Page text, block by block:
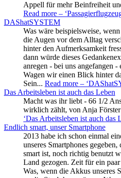
Appell für mehr Beinfreiheit
Read more –
DAShatSYSTEM
Was wäre beispielsweise,
die Augen vor dem Alltag
hinter den Aufmerksamkeit
dann würde dieses
anregen - bei uns angefangen
Wagen wir einen Blick hinter
Sein... Read more –
Das Arbeitsleben ist auch das Leben
Macht was ihr liebt - 66 1/2
wirklich zählt, von Anja
‘Das Arbeitsleben ist auch das
Endlich smart, unser Smartphone
2013 habe ich schon einmal
unseres Smartphones
smart ist, noch richtig benutzt
Land gezogen. Zeit für ein
Was, wenn die Akkus unseres